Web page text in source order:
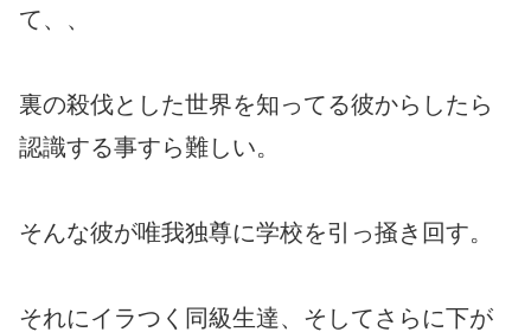
て、、
裏の殺伐とした世界を知ってる彼からしたら
認識する事すら難しい。
そんな彼が唯我独尊に学校を引っ掻き回す。
それにイラつく同級生達、そしてさらに下が